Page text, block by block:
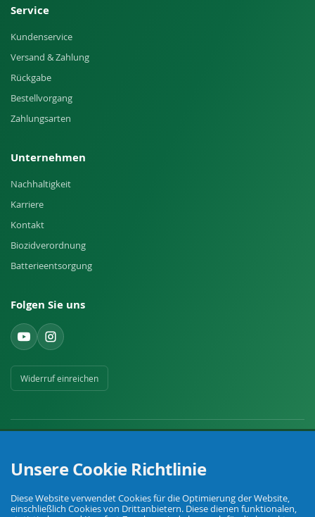
Service
Kundenservice
Versand & Zahlung
Rückgabe
Bestellvorgang
Zahlungsarten
Unternehmen
Nachhaltigkeit
Karriere
Kontakt
Biozidverordnung
Batterieentsorgung
Folgen Sie uns
Widerruf einreichen
Unsere Cookie Richtlinie
Diese Website verwendet Cookies für die Optimierung der Website,
einschließlich Cookies von Drittanbietern. Diese dienen funktionalen,